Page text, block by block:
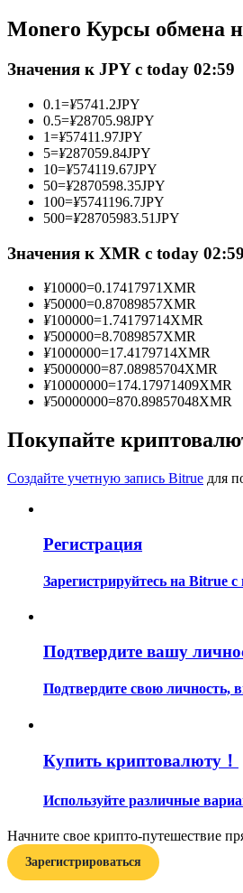
Фьючерсы с использованием
Копирование торговли
Наслаждайтесь
Анализ больших данных,
Гид
Руководство для начинающих
Monero Курсы обмена
Значения к JPY с today 02:59
0.1=¥5741.2JPY
0.5=¥28705.98JPY
1=¥57411.97JPY
5=¥287059.84JPY
10=¥574119.67JPY
50=¥2870598.35JPY
100=¥5741196.7JPY
500=¥28705983.51JPY
Значения к XMR с today 02:59
¥10000=0.17417971 XMR
¥50000=0.87089857XMR
¥100000=1.74179714XMR
¥500000=8.7089857XMR
¥1000000=17.4179714XMR
¥5000000=87.08985704XMR
¥10000000=174.17971409XMR
¥50000000=870.89857048XMR
Покупайте
Создайте учетную запись Bitrue для
Регистрация
Зарегистрируйтесь на Bitrue
Подтвердите вашу
Подтвердите свою личность,
Купить криптовалюту！
Используйте различные
Начните свое крипто-путешествие
Зарегистрироваться